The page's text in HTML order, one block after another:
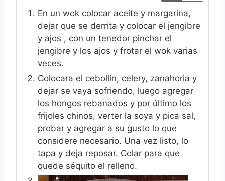
En un wok colocar aceite y margarina,
dejar que se derrita y colocar el jengibre
y ajos , con un tenedor pinchar el
jengibre y los ajos y frotar el wok varias
veces.
Colocara el cebollín, celery, zanahoria y
dejar se vaya sofriendo, luego agregar
los hongos rebanados y por último los
frijoles chinos, verter la soya y pica sal,
probar y agregar a su gusto lo que
considere necesario. Una vez listo, lo
tapa y deja reposar. Colar para que
quede séquito el relleno.